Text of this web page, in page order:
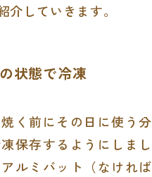
していきます。
状態で冷凍
く前にその日に使う分
保存するようにしまし
ルミバット（なければ